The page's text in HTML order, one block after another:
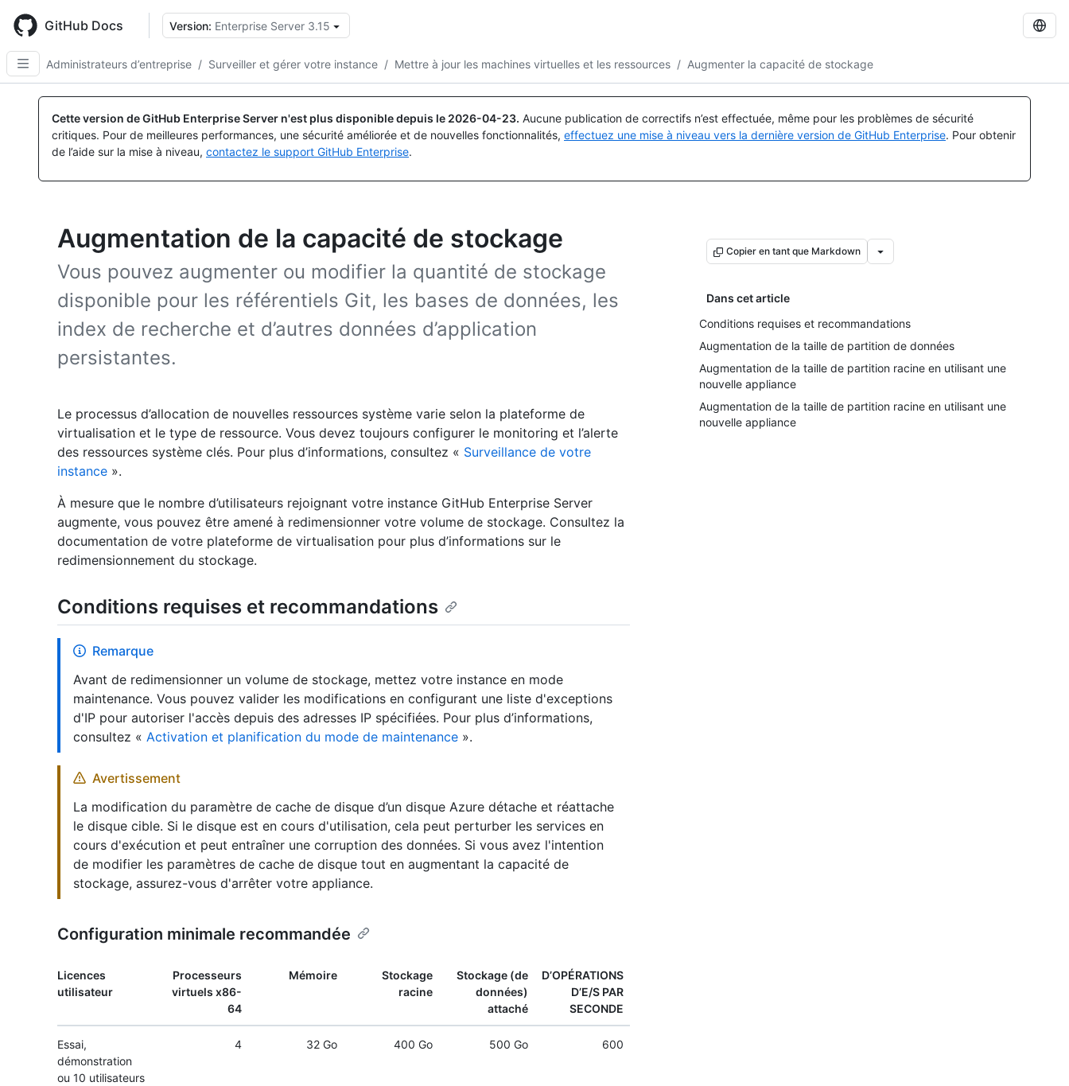
main
content
GitHub Docs Version: Enterprise Server 3.15
Administrateurs d’entreprise / Surveiller et gérer votre instance / Mettre à jour les machines virtuelles et les ressources / Augmenter la capacité de stockage
Cette version de GitHub Enterprise Server n'est plus disponible depuis le 2026-04-23. Aucune publication de correctifs n’est effectuée, même pour les problèmes de sécurité
critiques. Pour de meilleures performances, une sécurité améliorée et de nouvelles fonctionnalités, effectuez une mise à niveau vers la dernière version de GitHub Enterprise. Pour obtenir
de l’aide sur la mise à niveau, contactez le support GitHub Enterprise.
Augmentation de la capacité de stockage
Vous pouvez augmenter ou modifier la quantité de stockage
disponible pour les référentiels Git, les bases de données, les
index de recherche et d’autres données d’application
persistantes.
Copier en tant que Markdown
Dans cet article
Conditions requises et recommandations
Augmentation de la taille de partition de données
Augmentation de la taille de partition racine en utilisant une
nouvelle appliance
Augmentation de la taille de partition racine en utilisant une
nouvelle appliance
Le processus d’allocation de nouvelles ressources système varie selon la plateforme de
virtualisation et le type de ressource. Vous devez toujours configurer le monitoring et l’alerte
des ressources système clés. Pour plus d’informations, consultez « Surveillance de votre
instance ».
À mesure que le nombre d’utilisateurs rejoignant votre instance GitHub Enterprise Server
augmente, vous pouvez être amené à redimensionner votre volume de stockage. Consultez la
documentation de votre plateforme de virtualisation pour plus d’informations sur le
redimensionnement du stockage.
Conditions requises et recommandations
Remarque
Avant de redimensionner un volume de stockage, mettez votre instance en mode
maintenance. Vous pouvez valider les modifications en configurant une liste d'exceptions
d'IP pour autoriser l'accès depuis des adresses IP spécifiées. Pour plus d’informations,
consultez « Activation et planification du mode de maintenance ».
Avertissement
La modification du paramètre de cache de disque d’un disque Azure détache et réattache
le disque cible. Si le disque est en cours d'utilisation, cela peut perturber les services en
cours d'exécution et peut entraîner une corruption des données. Si vous avez l'intention
de modifier les paramètres de cache de disque tout en augmentant la capacité de
stockage, assurez-vous d'arrêter votre appliance.
Configuration minimale recommandée
Licences
utilisateur
Processeurs
virtuels x86-
64
Mémoire
Stockage
racine
Stockage (de
données)
attaché
D’OPÉRATIONS
D’E/S PAR
SECONDE
Essai,
démonstration
ou 10 utilisateurs
4 32 Go 400 Go 500 Go 600